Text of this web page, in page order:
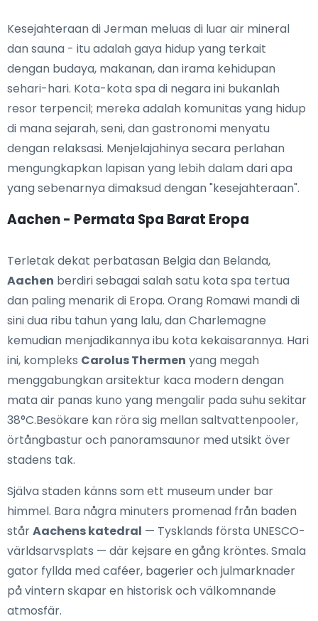
Kesejahteraan di Jerman meluas di luar air mineral
dan sauna - itu adalah gaya hidup yang terkait
dengan budaya, makanan, dan irama kehidupan
sehari-hari. Kota-kota spa di negara ini bukanlah
resor terpencil; mereka adalah komunitas yang hidup
di mana sejarah, seni, dan gastronomi menyatu
dengan relaksasi. Menjelajahinya secara perlahan
mengungkapkan lapisan yang lebih dalam dari apa
yang sebenarnya dimaksud dengan "kesejahteraan".
Aachen - Permata Spa Barat Eropa
Terletak dekat perbatasan Belgia dan Belanda,
Aachen berdiri sebagai salah satu kota spa tertua
dan paling menarik di Eropa. Orang Romawi mandi di
sini dua ribu tahun yang lalu, dan Charlemagne
kemudian menjadikannya ibu kota kekaisarannya. Hari
ini, kompleks Carolus Thermen yang megah
menggabungkan arsitektur kaca modern dengan
mata air panas kuno yang mengalir pada suhu sekitar
38°C.Besökare kan röra sig mellan saltvattenpooler,
örtångbastur och panoramsaunor med utsikt över
stadens tak.
Själva staden känns som ett museum under bar
himmel. Bara några minuters promenad från baden
stårAachens katedral — Tysklands första UNESCO-
världsarvsplats — där kejsare en gång kröntes. Smala
gator fyllda med caféer, bagerier och julmarknader
på vintern skapar en historisk och välkomnande
atmosfär.